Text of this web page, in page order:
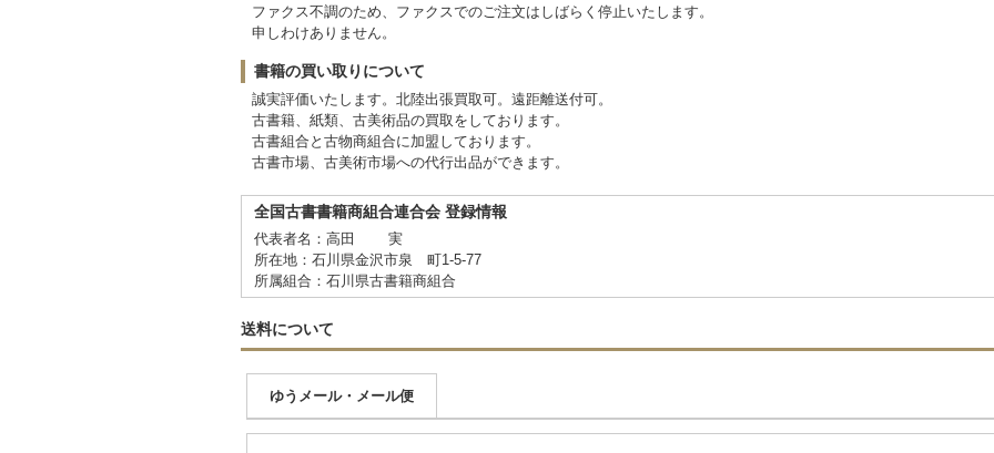
ファクス不調のため、ファクスでのご注文はしばらく停止いたします。
申しわけありません。
書籍の買い取りについて
誠実評価いたします。北陸出張買取可。遠距離送付可。
古書籍、紙類、古美術品の買取をしております。
古書組合と古物商組合に加盟しております。
古書市場、古美術市場への代行出品ができます。
全国古書書籍商組合連合会 登録情報
代表者名：高田 実
所在地：石川県金沢市泉 町1-5-77
所属組合：石川県古書籍商組合
送料について
ゆうメール・メール便